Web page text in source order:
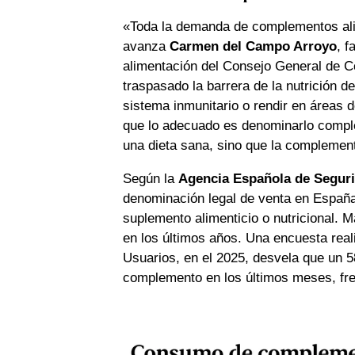
«Toda la demanda de complementos
avanzaCarmen del Campo Arroyo,
alimentación del Consejo General de
traspasado la barrera de la nutrición
sistema inmunitario o rendir en áreas
que lo adecuado es denominarlo
una dieta sana, sino que la
Según la Agencia Española de
denominación legal de venta en
suplemento alimenticio o nutricional.
en los últimos años. Una encuesta
Usuarios, en el 2025, desvela que un
complemento en los últimos meses,